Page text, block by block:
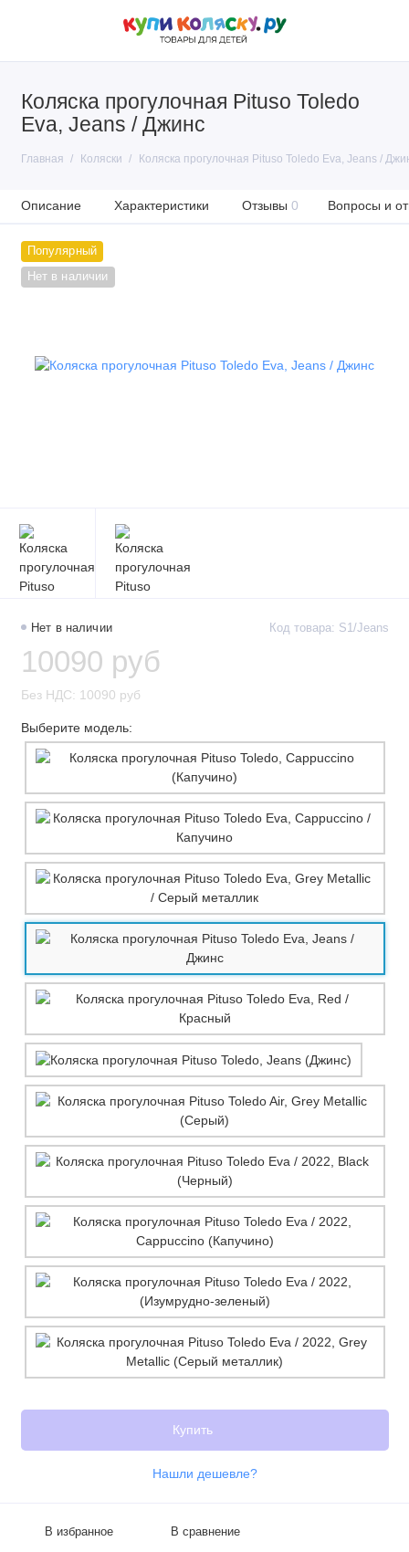
Коляска прогулочная Pituso Toledo
Eva, Jeans / Джинс
Главная Коляски Коляска прогулочная Pituso Toledo Eva, Jeans /
Описание Характеристики Отзывы 0 Вопросы и
Популярный
Нет в наличии
Нет в наличии Код товара: S1/Jeans
10090 руб
Без НДС: 10090 руб
Выберите модель:
Купить
Нашли дешевле?
В избранное В сравнение